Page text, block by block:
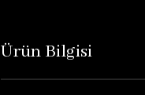
Ürün Bilgisi